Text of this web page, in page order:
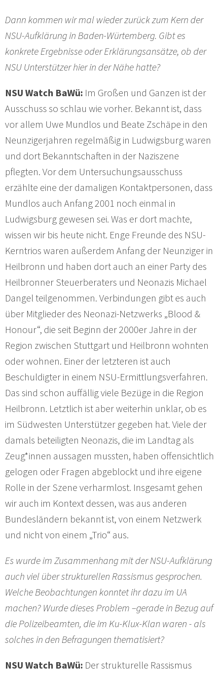
Dann kommen wir mal wieder zurück zum Kern der
NSU-Aufklärung in Baden-Würtemberg. Gibt es
konkrete Ergebnisse oder Erklärungsansätze, ob der
NSU Unterstützer hier in der Nähe hatte?
NSU Watch BaWü: Im Großen und Ganzen ist der
Ausschuss so schlau wie vorher. Bekannt ist, dass
vor allem Uwe Mundlos und Beate Zschäpe in den
Neunzigerjahren regelmäßig in Ludwigsburg waren
und dort Bekanntschaften in der Naziszene
pflegten. Vor dem Untersuchungsausschuss
erzählte eine der damaligen Kontaktpersonen, dass
Mundlos auch Anfang 2001 noch einmal in
Ludwigsburg gewesen sei. Was er dort machte,
wissen wir bis heute nicht. Enge Freunde des NSU-
Kerntrios waren außerdem Anfang der Neunziger in
Heilbronn und haben dort auch an einer Party des
Heilbronner Steuerberaters und Neonazis Michael
Dangel teilgenommen. Verbindungen gibt es auch
über Mitglieder des Neonazi-Netzwerks „Blood &
Honour“, die seit Beginn der 2000er Jahre in der
Region zwischen Stuttgart und Heilbronn wohnten
oder wohnen. Einer der letzteren ist auch
Beschuldigter in einem NSU-Ermittlungsverfahren.
Das sind schon auffällig viele Bezüge in die Region
Heilbronn. Letztlich ist aber weiterhin unklar, ob es
im Südwesten Unterstützer gegeben hat. Viele der
damals beteiligten Neonazis, die im Landtag als
Zeug*innen aussagen mussten, haben offensichtlich
gelogen oder Fragen abgeblockt und ihre eigene
Rolle in der Szene verharmlost. Insgesamt gehen
wir auch im Kontext dessen, was aus anderen
Bundesländern bekannt ist, von einem Netzwerk
und nicht von einem „Trio“ aus.
Es wurde im Zusammenhang mit der NSU-Aufklärung
auch viel über strukturellen Rassismus gesprochen.
Welche Beobachtungen konntet ihr dazu im UA
machen? Wurde dieses Problem –gerade in Bezug auf
die Polizeibeamten, die im Ku-Klux-Klan waren - als
solches in den Befragungen thematisiert?
NSU Watch BaWü: Der strukturelle Rassismus